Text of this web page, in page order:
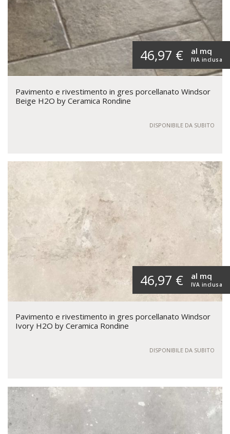
46,97 € IVA inclusa
al mq
Pavimento e rivestimento in gres porcellanato Windsor
Beige H2O by Ceramica Rondine
DISPONIBILE DA SUBITO
46,97 € IVA inclusa
al mq
Pavimento e rivestimento in gres porcellanato Windsor
Ivory H2O by Ceramica Rondine
DISPONIBILE DA SUBITO